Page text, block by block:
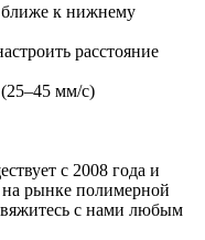
ближе к нижнему
расстояние
(25–45 мм/с)
с 2008 года и
на рынке полимерной
с нами любым